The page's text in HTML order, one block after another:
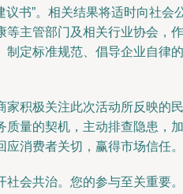
议书”。相关结果将适时向社会
等主管部门及相关行业协会，作
制定标准规范、倡导企业自律的
家积极关注此次活动所反映的民
质量的契机，主动排查隐患，加
应消费者关切，赢得市场信任。
社会共治。您的参与至关重要。